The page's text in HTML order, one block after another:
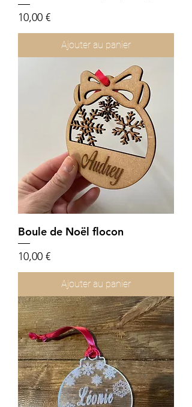
Prix
10,00 €
Ajouter au panier
Boule de Noël flocon
Prix
10,00 €
Ajouter au panier